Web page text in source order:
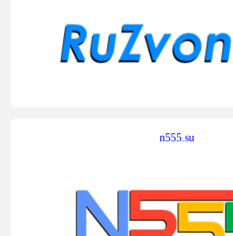
n555.su